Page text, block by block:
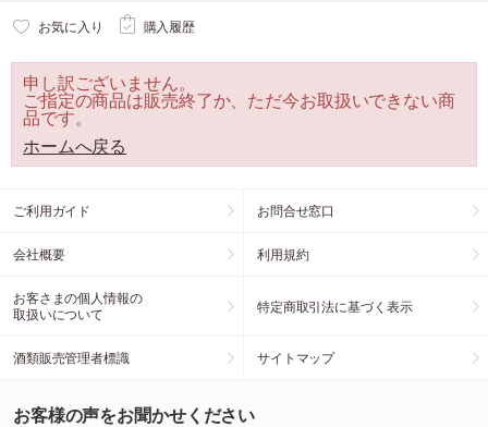
お気に入り 購入履歴
申し訳ございません。
ご指定の商品は販売終了か、ただ今お取扱いできない商
品です。
ホームへ戻る
ご利用ガイド お問合せ窓口
会社概要 利用規約
お客さまの個人情報の
取扱いについて
特定商取引法に基づく表示
酒類販売管理者標識 サイトマップ
お客様の声をお聞かせください